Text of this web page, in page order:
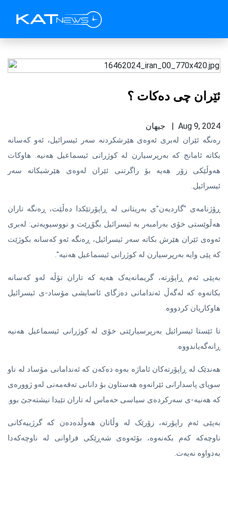
ئێران چی دەکات ؟
Aug 9, 2024 | جیهان
رەنگە ئێران لەبری ئەوەی هێرشکردنە سەر ئیسرائیل، ئەو کەسانە
بکاتە ئامانج کە بەرپرسیارن لە کوژرانی ئیسماعیل هەنیە. هاوکات
هەوڵێکی زۆر هەیە بۆ راگرتنی ئێران لەوەی هێرشبکاتە سەر
ئیسرائیل.
ڕۆژنامەی "گاردیەن"ی بەریتانی لە ڕاپۆرتێکدا دەڵێت، ڕەنگە تاران
هەڵوێستی خۆی بەرامبەر بە ئیسرائیل بگۆڕێت و نووسیویەتی: لەبری
ئەوەی ئێران هێرش بکاتە سەر ئیسرائیل، ڕەنگە ئەو کەسانە بکوژێت
کە پێی وایە بەرپرسیارن لە کوژرانی ئیسماعیل هەنیە".
بەپێی ئەم ڕاپۆرته، گریمانەیەک هەیه که تاران تۆڵە لەو کەسانە
بکاتەوە که لەگەڵ ئەندامانی دەزگای ئاسایشی مۆساد-ی ئیسرائیل
هاوکاریان کردووه.
تا ئێستا ئیسرائیل بەرپرسیارێتی خۆی لە کوژرانی ئیسماعیل هەنیە
ڕانەگەیاندووە.
هەندێک لە ڕاپۆرتەکان ئاماژە بەوە دەکەن کە ئەندامانی مۆساد لە ناو
سوپای پاسدارانی ئێرانەوە هەستاون بۆ دانانی تەقەمەنی لەو ژوورەی
کە هەنیە-ی سەرکردەی سیاسی حەماس لە تاران تێیدا نیشتەجێ بوو.
بەپێی ئەم راپۆرتە، زۆرێک لە وڵاتان هەوڵدەدەن کە گرژییەکانی
ناوچەکە کەم بکەنەوە، بۆئەوەی شەڕێکی فراوانی لە ناوچەکەدا
بەدواوە نەیەت.